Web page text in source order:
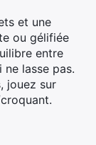
et une
ou gélifiée
entre
lasse pas.
jouez sur